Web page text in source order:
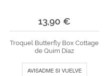
13,90 €
Troquel Butterfly Box Cottage
de Quim Díaz
AVISADME SI VUELVE